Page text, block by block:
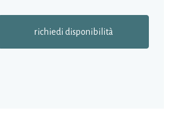
richiedi disponibilità